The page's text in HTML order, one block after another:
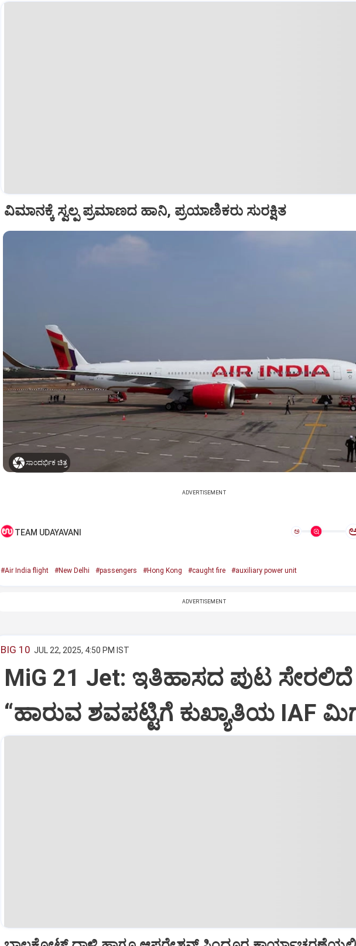
ವಿಮಾನಕ್ಕೆ ಸ್ವಲ್ಪ ಪ್ರಮಾಣದ ಹಾನಿ, ಪ್ರಯಾಣಿಕರು ಸುರಕ್ಷಿತ
ಸಾಂದರ್ಭಿಕ ಚಿತ್ರ
ADVERTISEMENT
TEAM UDAYAVANI ಅ
#Air India flight #New Delhi #passengers #Hong Kong #caught fire #auxiliary power unit
ADVERTISEMENT
BIG 10 JUL 22, 2025, 4:50 PM IST
MiG 21 Jet: ಇತಿಹಾಸದ ಪುಟ ಸೇರಲಿದೆ
“ಹಾರುವ ಶವಪಟ್ಟಿಗೆ ಕುಖ್ಯಾತಿಯ IAF